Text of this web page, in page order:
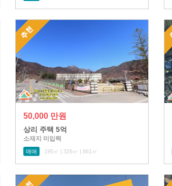
50,000 만원
상리 주택 5억
소재지 미입력
매매 195㎡ | 326㎡ | 861㎡